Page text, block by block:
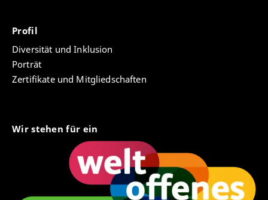
Profil
Diversität und Inklusion
Porträt
Zertifikate und Mitgliedschaften
Wir stehen für ein